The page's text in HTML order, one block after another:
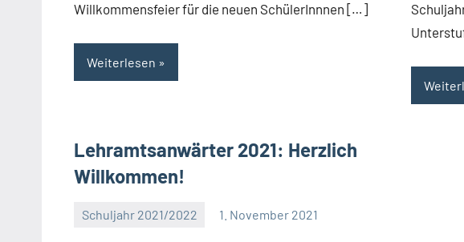
Willkommensfeier für die neuen SchülerInnnen […]
Weiterlesen
Lehramtsanwärter 2021: Herzlich
Willkommen!
Schuljahr 2021/2022 1. November 2021